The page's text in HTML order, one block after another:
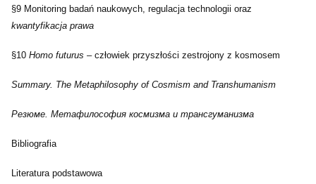
§9 Monitoring badań naukowych, regulacja technologii oraz
kwantyfikacja prawa
§10 Homo futurus – człowiek przyszłości zestrojony z kosmosem
Summary. The Metaphilosophy of Cosmism and Transhumanism
Резюме. Метафилософия космизма и трансгуманизма
Bibliografia
Literatura podstawowa